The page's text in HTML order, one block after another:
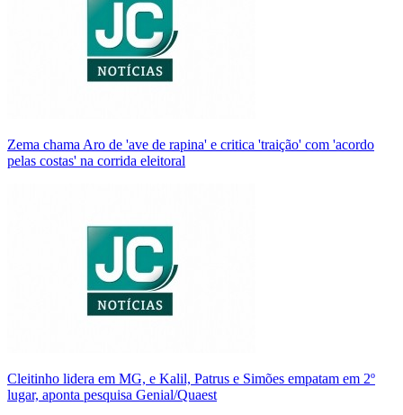
Zema chama Aro de 'ave de rapina' e critica 'traição' com 'acordo
pelas costas' na corrida eleitoral
Cleitinho lidera em MG, e Kalil, Patrus e Simões empatam em 2º
lugar, aponta pesquisa Genial/Quaest